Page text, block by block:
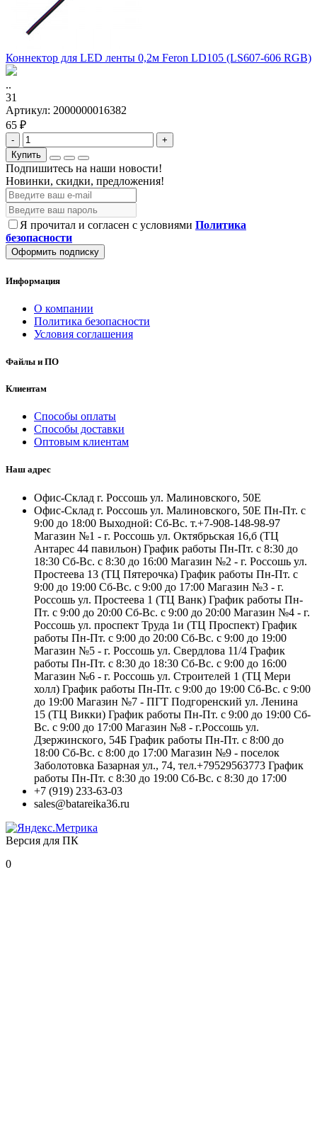
Коннектор для LED ленты 0,2м Feron LD105 (LS607-606 RGB)
..
31
Артикул: 2000000016382
65 ₽
-
+
Купить
Подпишитесь на наши новости!
Новинки, скидки, предложения!
Я прочитал и согласен с условиями Политика
безопасности
Оформить подписку
Информация
О компании
Политика безопасности
Условия соглашения
Файлы и ПО
Клиентам
Способы оплаты
Способы доставки
Оптовым клиентам
Наш адрес
Офис-Склад г. Россошь ул. Малиновского, 50Е
Офис-Склад г. Россошь ул. Малиновского, 50Е Пн-Пт. с
9:00 до 18:00 Выходной: Сб-Вс. т.+7-908-148-98-97
Магазин №1 - г. Россошь ул. Октябрьская 16,б (ТЦ
Антарес 44 павильон) График работы Пн-Пт. с 8:30 до
18:30 Сб-Вс. с 8:30 до 16:00 Магазин №2 - г. Россошь ул.
Простеева 13 (ТЦ Пятерочка) График работы Пн-Пт. с
9:00 до 19:00 Сб-Вс. с 9:00 до 17:00 Магазин №3 - г.
Россошь ул. Простеева 1 (ТЦ Ванк) График работы Пн-
Пт. с 9:00 до 20:00 Сб-Вс. с 9:00 до 20:00 Магазин №4 - г.
Россошь ул. проспект Труда 1и (ТЦ Проспект) График
работы Пн-Пт. с 9:00 до 20:00 Сб-Вс. с 9:00 до 19:00
Магазин №5 - г. Россошь ул. Свердлова 11/4 График
работы Пн-Пт. с 8:30 до 18:30 Сб-Вс. с 9:00 до 16:00
Магазин №6 - г. Россошь ул. Строителей 1 (ТЦ Мери
холл) График работы Пн-Пт. с 9:00 до 19:00 Сб-Вс. с 9:00
до 19:00 Магазин №7 - ПГТ Подгоренский ул. Ленина
15 (ТЦ Викки) График работы Пн-Пт. с 9:00 до 19:00 Сб-
Вс. с 9:00 до 17:00 Магазин №8 - г.Россошь ул.
Дзержинского, 54Б График работы Пн-Пт. с 8:00 до
18:00 Сб-Вс. с 8:00 до 17:00 Магазин №9 - поселок
Заболотовка Базарная ул., 74, тел.+79529563773 График
работы Пн-Пт. с 8:30 до 19:00 Сб-Вс. с 8:30 до 17:00
+7 (919) 233-63-03
sales@batareika36.ru
Версия для ПК
0